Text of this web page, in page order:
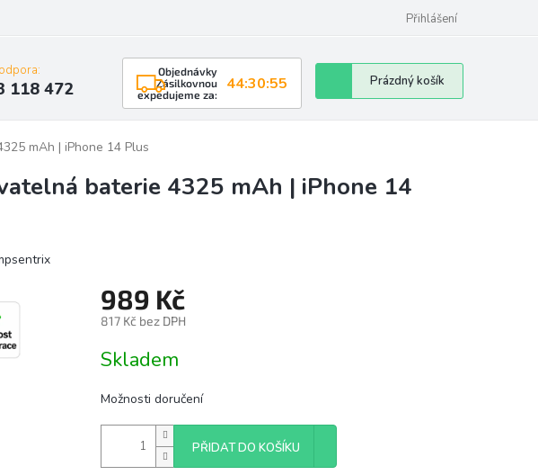
Přihlášení
118 472
Objednávky
Zásilkovnou
expedujeme za:
44:30:54
Nákupní
košík
Prázdný košík
mAh | iPhone 14 Plus
baterie 4325 mAh | iPhone 14
989 Kč
817 Kč bez DPH
cena:
Skladem
Možnosti doručení
PŘIDAT DO KOŠÍKU